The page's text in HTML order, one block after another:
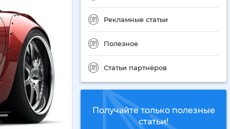
Рекламные статьи
Полезное
Статьи партнёров
Получайте только полезные
статьи!